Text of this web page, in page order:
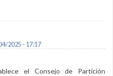
2025 - 17:17
el Consejo de Partición